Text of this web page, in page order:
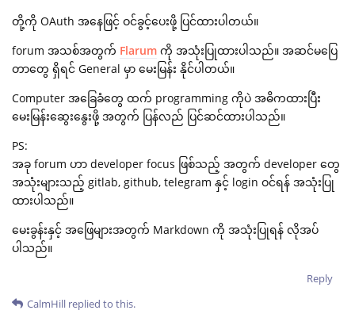
တို့ကို OAuth အနေဖြင့် ဝင်ခွင့်ပေးဖို့ ပြင်ထားပါတယ်။
forum အသစ်အတွက် Flarum ကို အသုံးပြုထားပါသည်။ အဆင်မပြေ
တာတွေ ရှိရင် General မှာ မေးမြန်း နိုင်ပါတယ်။
Computer အခြေခံတွေ ထက် programming ကိုပဲ အဓိကထားပြီး
မေးမြန်းဆွေးနွေးဖို့ အတွက် ပြန်လည် ပြင်ဆင်ထားပါသည်။
PS:
အခု forum ဟာ developer focus ဖြစ်သည့် အတွက် developer တွေ
အသုံးများသည့် gitlab, github, telegram နှင့် login ဝင်ရန် အသုံးပြု
ထားပါသည်။
မေးခွန်းနှင့် အဖြေများအတွက် Markdown ကို အသုံးပြုရန် လိုအပ်
ပါသည်။
Reply
CalmHill replied to this.